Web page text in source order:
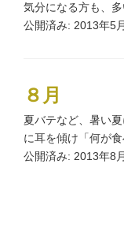
気分になる方も、
公開済み: 2013年5
８月
夏バテなど、暑い
に耳を傾け「何が
公開済み: 2013年8